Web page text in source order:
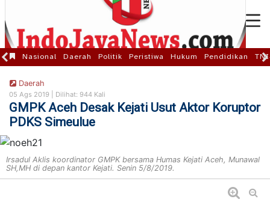
Nasional Daerah Politik Peristiwa Hukum Pendidikan
Daerah
05 Ags 2019 | Dilihat: 944 Kali
GMPK Aceh Desak Kejati Usut Aktor Koruptor
PDKS Simeulue
Irsadul Aklis koordinator GMPK bersama Humas Kejati Aceh, Munawal
SH,MH di depan kantor Kejati. Senin 5/8/2019.